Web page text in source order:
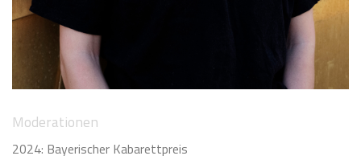
Moderationen
2024: Bayerischer Kabarettpreis